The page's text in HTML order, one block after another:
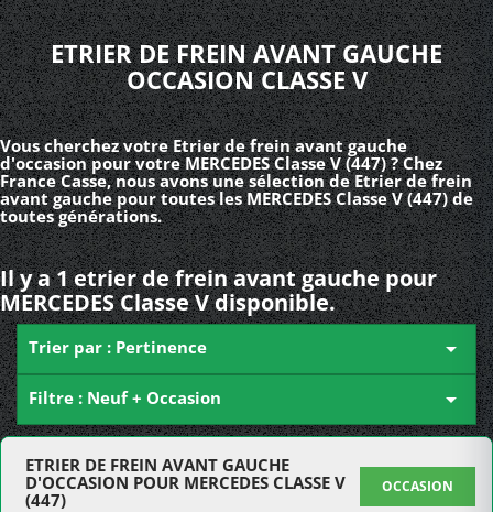
ETRIER DE FREIN AVANT GAUCHE
OCCASION CLASSE V
Vous cherchez votre Etrier de frein avant gauche
d'occasion pour votre MERCEDES Classe V (447) ? Chez
France Casse, nous avons une sélection de Etrier de frein
avant gauche pour toutes les MERCEDES Classe V (447) de
toutes générations.
Il y a 1 etrier de frein avant gauche pour
MERCEDES Classe V disponible.
Trier par : Pertinence 
Filtre : Neuf + Occasion 
ETRIER DE FREIN AVANT GAUCHE
D'OCCASION POUR MERCEDES CLASSE V
(447)
OCCASION